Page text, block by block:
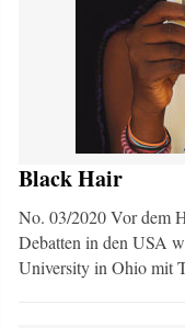
Black Hair
No. 03/2020 Vor dem
Debatten in den USA
University in Ohio mit